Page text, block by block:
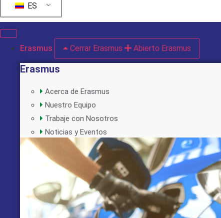
ES
Erasmus Cerrar Erasmus Abierto Erasmus
Erasmus
Acerca de Erasmus
Nuestro Equipo
Trabaje con Nosotros
Noticias y Eventos